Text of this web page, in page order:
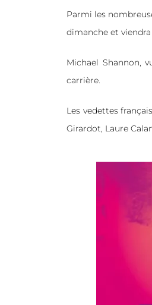
Parmi les
dimanche et
Michael Shannon,
carrière.
Les vedettes
Girar­dot, Laure